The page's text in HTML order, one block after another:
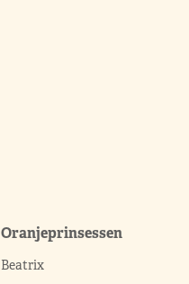
Oranjeprinsessen
Beatrix